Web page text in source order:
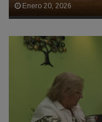
Enero 20, 2026